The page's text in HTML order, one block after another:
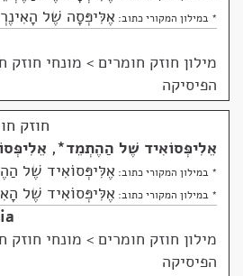
* במילון המקורי כתוב: אֶלִּיפְּסָה שֶׁל
מילון חוזק חומרים > מונחי חוזק
הפיסיקה
חוזק
אֵלִיפְּסוֹאִיד שֶׁל הַהֶתְמֵד*
,
* במילון המקורי כתוב: אֶלִּיפְּסוֹאִיד שֶׁל
* במילון המקורי כתוב: אֶלִּיפְּסוֹאִיד שֶׁל
מילון חוזק חומרים > מונחי חוזק
הפיסיקה